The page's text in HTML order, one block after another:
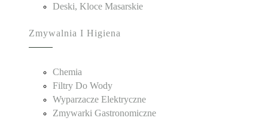
Deski, Kloce Masarskie
Zmywalnia I Higiena
Chemia
Filtry Do Wody
Wyparzacze Elektryczne
Zmywarki Gastronomiczne